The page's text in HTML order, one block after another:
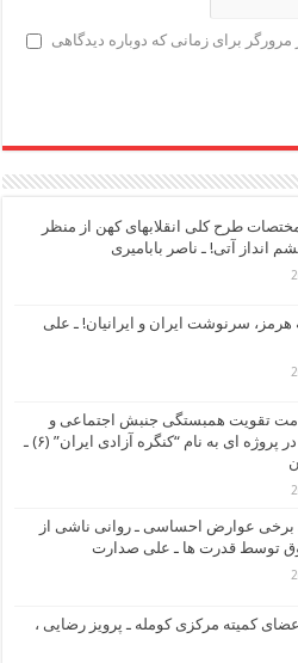
برای زمانی که دوباره دیدگاهی
طرح کلی انقلابهای کهن از منظر
انداز آتی! ـ ناصر بابامیری
سرنوشت ایران و ایرانیان! ـ علی
تقویت همبستگی جنبش اجتماعی و
بررسی “نکثر” در پروژه ای به نام “کنگره آزادی ایران” (۶) ـ
عوارض احساسی ـ روانی ناشی از
توسط قدرت ها ـ علی صدارت
۱۰ تن از اعضای کمیته مرکزی کومله ـ پرویز رضایی ،